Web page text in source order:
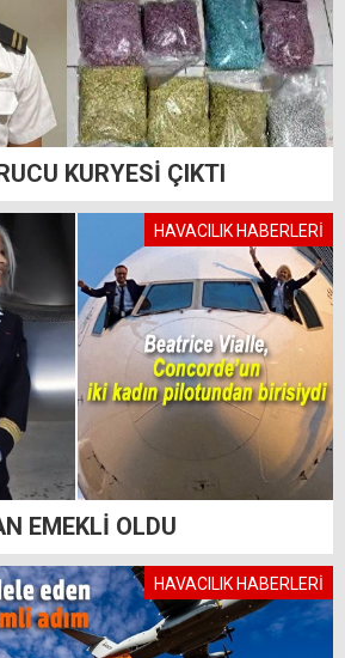
KURYESİ ÇIKTI
HAVACILIK HABERLERİ
EMEKLİ OLDU
HAVACILIK HABERLERİ